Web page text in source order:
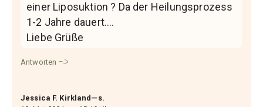
einer Liposuktion ? Da der Heilungsprozess
1-2 Jahre dauert….
Liebe Grüße
Antworten
Jessica F. Kirkland—s.